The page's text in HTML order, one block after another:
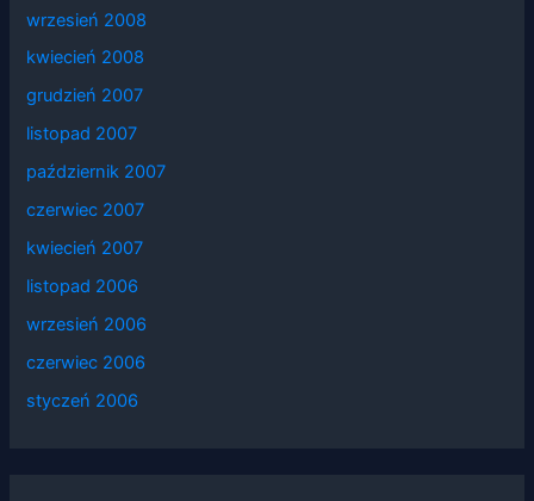
wrzesień 2008
kwiecień 2008
grudzień 2007
listopad 2007
październik 2007
czerwiec 2007
kwiecień 2007
listopad 2006
wrzesień 2006
czerwiec 2006
styczeń 2006